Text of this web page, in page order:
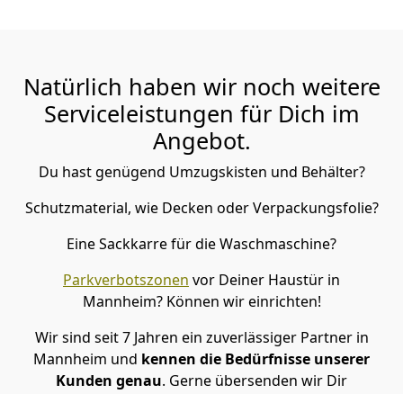
Natürlich haben wir noch weitere
Serviceleistungen für Dich im
Angebot.
Du hast genügend Umzugskisten und Behälter?
Schutzmaterial, wie Decken oder Verpackungsfolie?
Eine Sackkarre für die Waschmaschine?
Parkverbotszonen vor Deiner Haustür in
Mannheim? Können wir einrichten!
Wir sind seit 7 Jahren ein zuverlässiger Partner in
Mannheim und kennen die Bedürfnisse unserer
Kunden genau. Gerne übersenden wir Dir